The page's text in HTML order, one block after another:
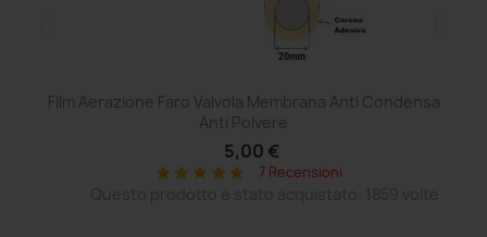
Film Aerazione Faro Valvola Membrana Anti Condensa
Anti Polvere
5,00 €
star star star star star 7 Recensioni